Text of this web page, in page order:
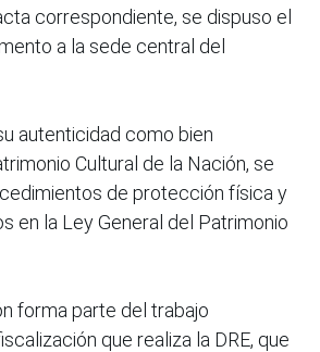
correspondiente, se dispuso el
a la sede central del
autenticidad como bien
Cultural de la Nación, se
de protección física y
en la Ley General del Patrimonio
forma parte del trabajo
que realiza la DRE, que